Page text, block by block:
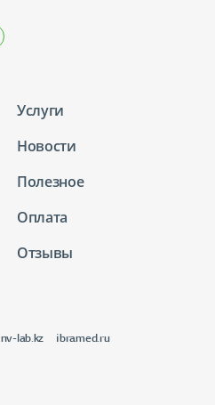
Услуги
Новости
Полезное
Оплата
Отзывы
nv-lab.kz ibramed.ru